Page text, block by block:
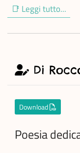
📑 Leggi tutto...
Di
Download
Poesia